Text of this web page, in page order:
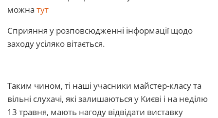
можна тут
Сприяння у розповсюдженні інформації щодо
заходу усіляко вітається.
Таким чином, ті наші учасники майстер-класу та
вільні слухачі, які залишаються у Києві і на неділю
13 травня, мають нагоду відвідати виставку